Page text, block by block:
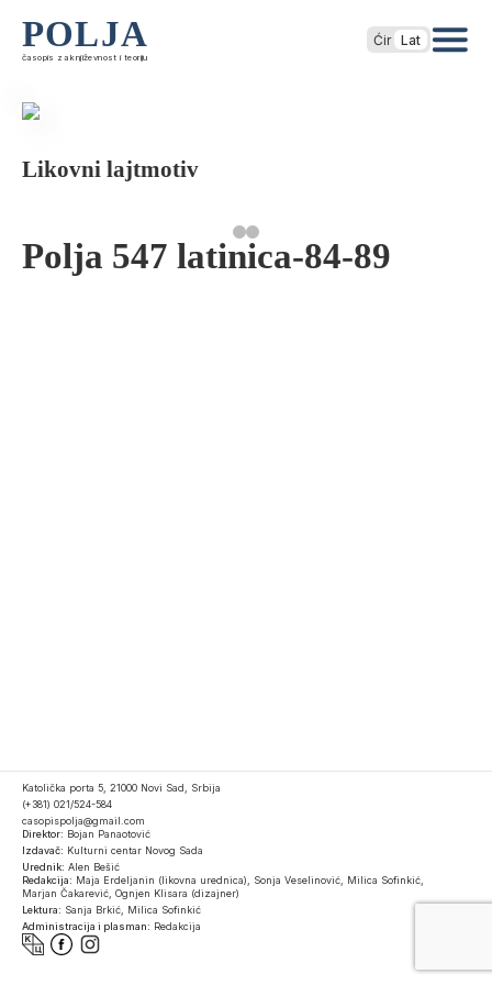
POLJA
časopis za književnost i teoriju
Ćir Lat
Likovni lajtmotiv
Polja 547 latinica-84-89
Katolička porta 5, 21000 Novi Sad, Srbija
(+381) 021/524-584
casopispolja@gmail.com
Direktor: Bojan Panaotović
Izdavač: Kulturni centar Novog Sada
Urednik: Alen Bešić
Redakcija: Maja Erdeljanin (likovna urednica), Sonja Veselinović, Milica Sofinkić,
Marjan Čakarević, Ognjen Klisara (dizajner)
Lektura: Sanja Brkić, Milica Sofinkić
Administracija i plasman: Redakcija